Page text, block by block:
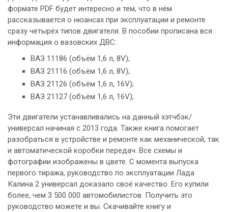
формате PDF будет интересно и тем, что в нём
рассказывается о нюансах при эксплуатации и ремонте
сразу четырёх типов двигателя. В пособии прописана вся
информация о вазовских ДВС:
ВАЗ 11186 (объём 1,6 л, 8V);
ВАЗ 21116 (объём 1,6 л, 8V);
ВАЗ 21126 (объём 1,6 л, 16V);
ВАЗ 21127 (объём 1,6 л, 16V);
Эти двигатели устанавливались на данный хэтчбэк/
универсал начиная с 2013 года. Также книга помогает
разобраться в устройстве и ремонте как механической, так
и автоматической коробки передач. Все схемы и
фотографии изображены в цвете. С момента выпуска
первого тиража, руководство по эксплуатации Лада
Калина 2 универсал доказало своё качество. Его купили
более, чем 3 500 000 автомобилистов. Получить это
руководство можете и вы. Скачивайте книгу и